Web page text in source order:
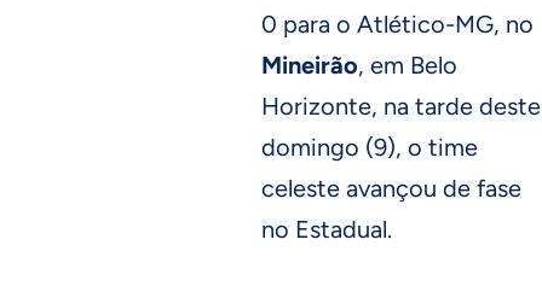
0 para o Atlético-MG, no
Mineirão, em Belo
Horizonte, na tarde deste
domingo (9), o time
celeste avançou de fase
no Estadual.